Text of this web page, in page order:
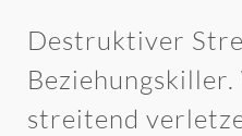
Destruktiver
streitend